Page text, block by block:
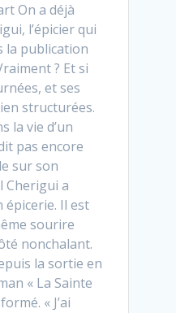
On a déjà
l’épicier qui
la publication
? Et si
et ses
structurées.
la vie d’un
pas encore
sur son
Cherigui a
épicerie. Il est
sourire
nonchalant.
la sortie en
« La Sainte
« J’ai